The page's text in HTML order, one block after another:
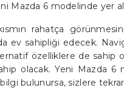
Mazda 6 modelinde yer
rahatça
ev sahipliği edecek.
özelliklere de sahip
olacak. Yeni Mazda
bulunursa, sizlere